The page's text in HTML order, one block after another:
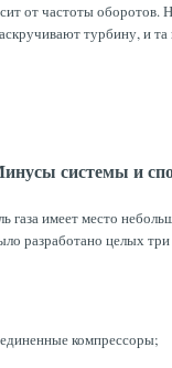
от частоты
турбину, и
системы и
имеет место
разработано целых
компрессоры;